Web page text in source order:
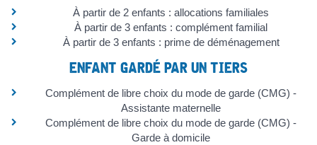
À partir de 2 enfants : allocations familiales
À partir de 3 enfants : complément familial
À partir de 3 enfants : prime de déménagement
ENFANT GARDÉ PAR UN TIERS
Complément de libre choix du mode de garde (CMG) -
Assistante maternelle
Complément de libre choix du mode de garde (CMG) -
Garde à domicile